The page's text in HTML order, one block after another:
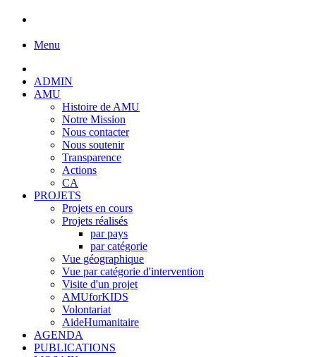
Menu
ADMIN
AMU
Histoire de AMU
Notre Mission
Nous contacter
Nous soutenir
Transparence
Actions
CA
PROJETS
Projets en cours
Projets réalisés
par pays
par catégorie
Vue géographique
Vue par catégorie d'intervention
Visite d'un projet
AMUforKIDS
Volontariat
AideHumanitaire
AGENDA
PUBLICATIONS